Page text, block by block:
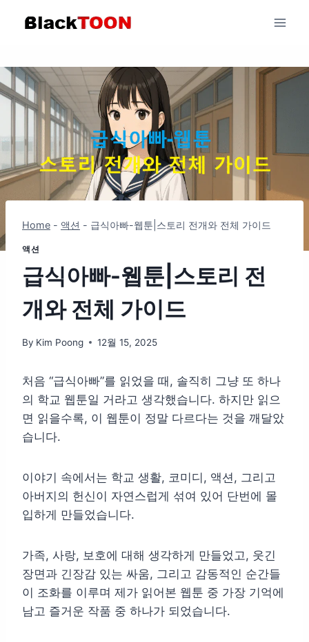
Home - 액션 - 급식아빠-웹툰|스토리 전개와 전체 가이드
액션
급식아빠-웹툰|스토리 전
개와 전체 가이드
By Kim Poong 12월 15, 2025
처음 “급식아빠”를 읽었을 때, 솔직히 그냥 또 하나
의 학교 웹툰일 거라고 생각했습니다. 하지만 읽으
면 읽을수록, 이 웹툰이 정말 다르다는 것을 깨달았
습니다.
이야기 속에서는 학교 생활, 코미디, 액션, 그리고
아버지의 헌신이 자연스럽게 섞여 있어 단번에 몰
입하게 만들었습니다.
가족, 사랑, 보호에 대해 생각하게 만들었고, 웃긴
장면과 긴장감 있는 싸움, 그리고 감동적인 순간들
이 조화를 이루며 제가 읽어본 웹툰 중 가장 기억에
남고 즐거운 작품 중 하나가 되었습니다.